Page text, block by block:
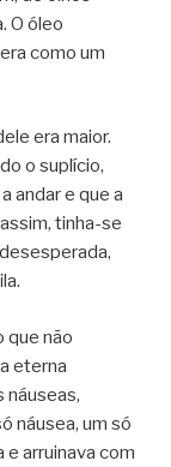
O óleo
como um
era maior.
o suplício,
andar e que a
tinha-se
que não
eterna
náuseas,
náusea, um só
arruinava com